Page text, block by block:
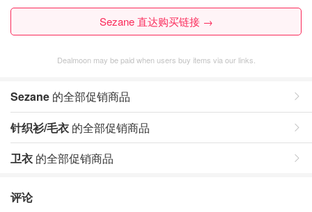
Sezane 直达购买链接 →
Dealmoon may be paid when users buy items via our links.
Sezane 的全部促销商品
针织衫/毛衣 的全部促销商品
卫衣 的全部促销商品
评论